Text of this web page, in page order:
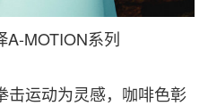
A-MOTION系列
击运动为灵感，咖啡色彰